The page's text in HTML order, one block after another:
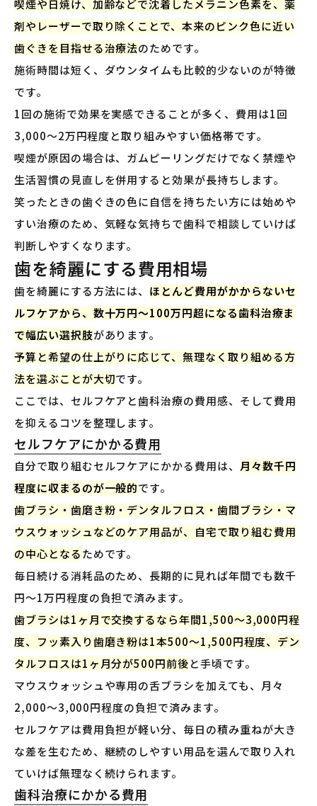
喫煙や日焼け、加齢などで沈着したメラニン色素を、薬
剤やレーザーで取り除くことで、本来のピンク色に近い
歯ぐきを目指せる治療法のためです。
施術時間は短く、ダウンタイムも比較的少ないのが特徴
です。
1回の施術で効果を実感できることが多く、費用は1回
3,000〜2万円程度と取り組みやすい価格帯です。
喫煙が原因の場合は、ガムピーリングだけでなく禁煙や
生活習慣の見直しを併用すると効果が長持ちします。
笑ったときの歯ぐきの色に自信を持ちたい方には始めや
すい治療のため、気軽な気持ちで歯科で相談していけば
判断しやすくなります。
歯を綺麗にする費用相場
歯を綺麗にする方法には、 ほとんど費用がかからないセ
ルフケアから、数十万円〜100万円超になる歯科治療ま
で幅広い選択肢があります。
予算と希望の仕上がりに応じて、無理なく取り組める方
法を選ぶことが大切です。
ここでは、セルフケアと歯科治療の費用感、そして費用
を抑えるコツを整理します。
セルフケアにかかる費用
自分で取り組むセルフケアにかかる費用は、 月々数千円
程度に収まるのが一般的です。
歯ブラシ・歯磨き粉・デンタルフロス・歯間ブラシ・マ
ウスウォッシュなどのケア用品が、自宅で取り組む費用
の中心となるためです。
毎日続ける消耗品のため、長期的に見れば年間でも数千
円〜1万円程度の負担で済みます。
歯ブラシは1ヶ月で交換するなら年間1,500〜3,000円程
度、フッ素入り歯磨き粉は1本500〜1,500円程度、デン
タルフロスは1ヶ月分が500円前後と手頃です。
マウスウォッシュや専用の舌ブラシを加えても、月々
2,000〜3,000円程度の負担で済みます。
セルフケアは費用負担が軽い分、毎日の積み重ねが大き
な差を生むため、継続のしやすい用品を選んで取り入れ
ていけば無理なく続けられます。
歯科治療にかかる費用